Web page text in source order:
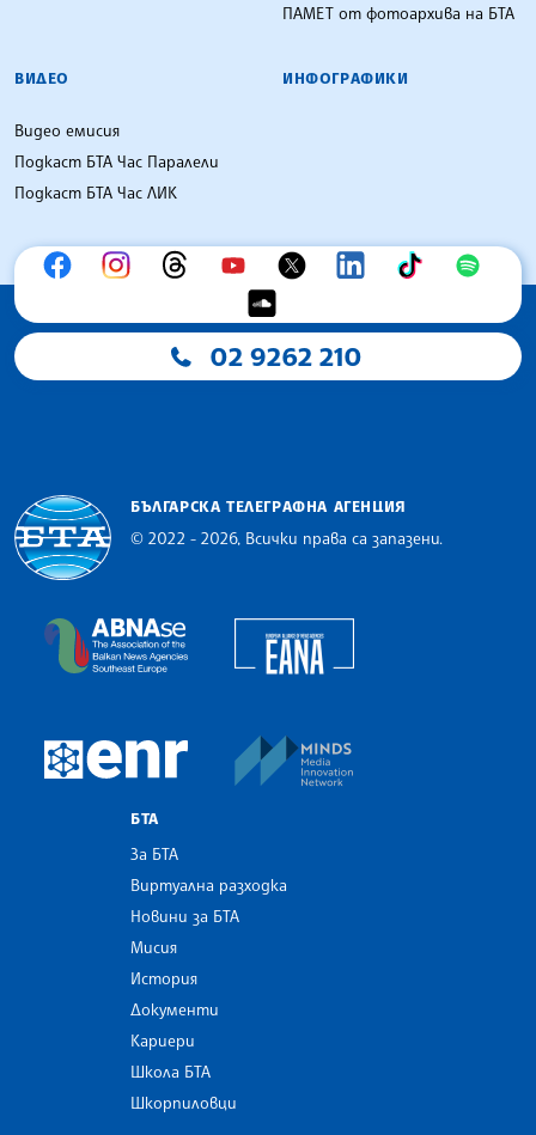
ПАМЕТ от фотоархива на БТА
ВИДЕО
Видео емисия
Подкаст БТА Час Паралели
Подкаст БТА Час ЛИК
ИНФОГРАФИКИ
02 9262 210
БЪЛГАРСКА ТЕЛЕГРАФНА АГЕНЦИЯ
© 2022 - 2026, Всички права са запазени.
The Assocoation of the Balkan News Agencies
European Newsroom
БТА
За БТА
Виртуална разходка
Новини за БТА
Мисия
История
Документи
Кариери
Школа БТА
Шкорпиловци